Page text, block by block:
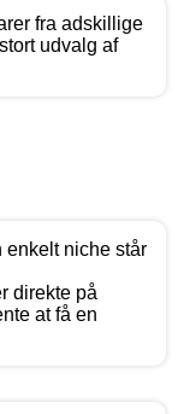
fra adskillige
udvalg af
enkelt niche står
direkte på
at få en